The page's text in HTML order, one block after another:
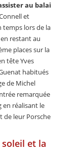
au balai
et
temps lors de la
restant au
places sur la
tête Yves
habitués
de Michel
remarquée
en réalisant le
de leur Porsche
et la